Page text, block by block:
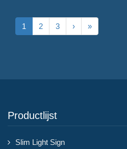
1 2 3 › »
Productlijst
Slim Light Sign